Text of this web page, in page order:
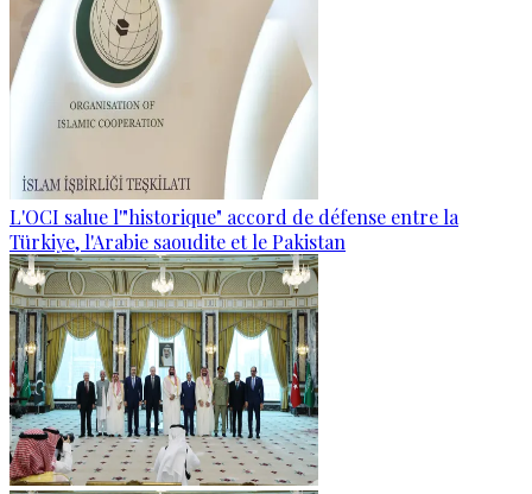
L'OCI salue l'"historique" accord de défense entre la
Türkiye, l'Arabie saoudite et le Pakistan